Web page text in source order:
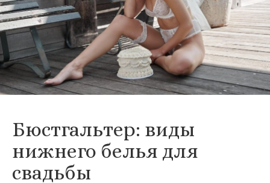
Бюстгальтер: виды
нижнего белья для
свадьбы